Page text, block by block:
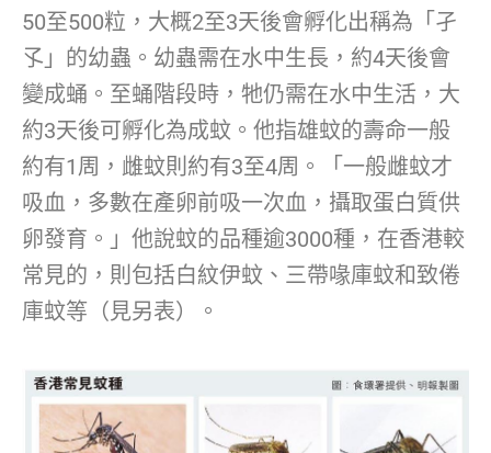
50至500粒，大概2至3天後會孵化出稱為「孑
孓」的幼蟲。幼蟲需在水中生長，約4天後會
變成蛹。至蛹階段時，牠仍需在水中生活，大
約3天後可孵化為成蚊。他指雄蚊的壽命一般
約有1周，雌蚊則約有3至4周。「一般雌蚊才
吸血，多數在產卵前吸一次血，攝取蛋白質供
卵發育。」他說蚊的品種逾3000種，在香港較
常見的，則包括白紋伊蚊、三帶喙庫蚊和致倦
庫蚊等（見另表）。